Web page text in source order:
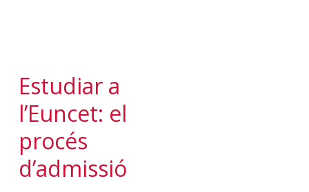
Estudiar a
l’Euncet: el
procés
d’admissió